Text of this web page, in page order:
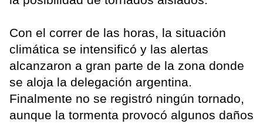
Con el correr de las horas, la situación
climática se intensificó y las alertas
alcanzaron a gran parte de la zona donde
se aloja la delegación argentina.
Finalmente no se registró ningún tornado,
aunque la tormenta provocó algunos daños